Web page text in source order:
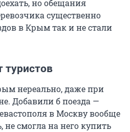
но обещания
существенно
в Крым так и не стали
туристов
нереально, даже при
Добавили б поезда —
в Москву вообще
не смогла на него купить